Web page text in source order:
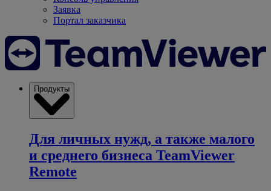
Заявка
Портал заказчика
Продукты
Для личных нужд, а также малого
и среднего бизнеса TeamViewer
Remote